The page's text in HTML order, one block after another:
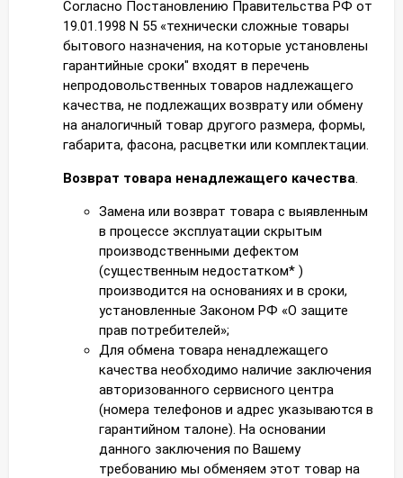
Согласно Постановлению Правительства РФ от
19.01.1998 N 55 «технически сложные товары
бытового назначения, на которые установлены
гарантийные сроки" входят в перечень
непродовольственных товаров надлежащего
качества, не подлежащих возврату или обмену
на аналогичный товар другого размера, формы,
габарита, фасона, расцветки или комплектации.
Возврат товара ненадлежащего качества.
Замена или возврат товара с выявленным
в процессе эксплуатации скрытым
производственными дефектом
(существенным недостатком* )
производится на основаниях и в сроки,
установленные Законом РФ «О защите
прав потребителей»;
Для обмена товара ненадлежащего
качества необходимо наличие заключения
авторизованного сервисного центра
(номера телефонов и адрес указываются в
гарантийном талоне). На основании
данного заключения по Вашему
требованию мы обменяем этот товар на